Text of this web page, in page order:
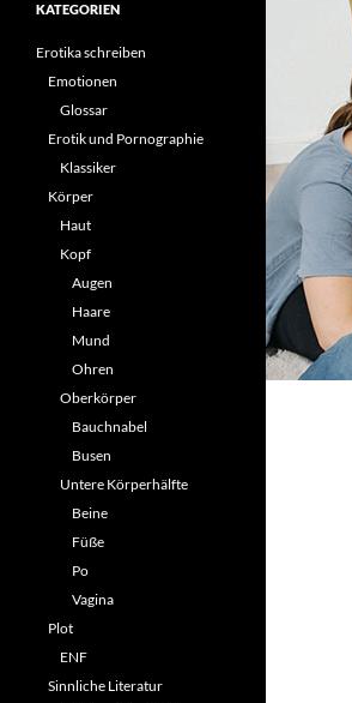
KATEGORIEN
Erotika schreiben
Emotionen
Glossar
Erotik und Pornographie
Klassiker
Körper
Haut
Kopf
Augen
Haare
Mund
Ohren
Oberkörper
Bauchnabel
Busen
Untere Körperhälfte
Beine
Füße
Po
Vagina
Plot
ENF
Sinnliche Literatur